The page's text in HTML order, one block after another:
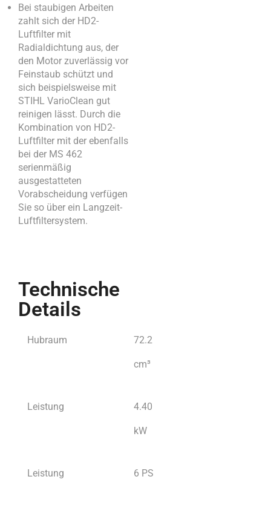
Bei staubigen Arbeiten
zahlt sich der HD2-
Luftfilter mit
Radialdichtung aus, der
den Motor zuverlässig vor
Feinstaub schützt und
sich beispielsweise mit
STIHL VarioClean gut
reinigen lässt. Durch die
Kombination von HD2-
Luftfilter mit der ebenfalls
bei der MS 462
serienmäßig
ausgestatteten
Vorabscheidung verfügen
Sie so über ein Langzeit-
Luftfiltersystem.
Technische
Details
Hubraum 72.2
cm³
Leistung 4.40
kW
Leistung 6 PS